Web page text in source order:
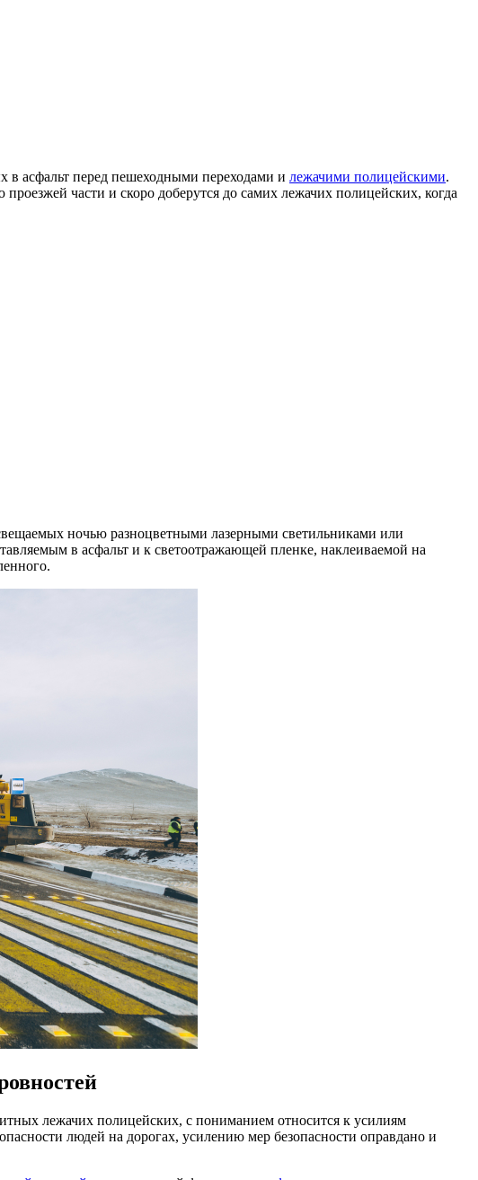
в асфальт перед пешеходными переходами и лежачими полицейскими.
части и скоро доберутся до самих лежачих полицейских, когда
ночью разноцветными лазерными светильниками или
в асфальт и к светоотражающей пленке, наклеиваемой на
лежачих полицейских, с пониманием относится к усилиям
людей на дорогах, усилению мер безопасности оправдано и